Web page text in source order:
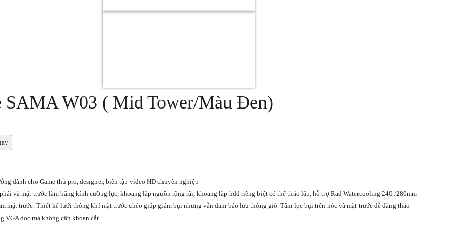
SAMA W03 ( Mid Tower/Màu Đen)
dành cho Game thủ pro, designer, biên tập video HD chuyên nghiệp
và mặt trước làm bằng kính cường lực, khoang lắp nguồn rộng rãi, khoang lắp hdd riêng biệt có thể tháo lắp, hỗ trợ Rad Watercooling 240 /280mm
mặt trước. Thiết kế lưới thông khí mặt trước chéo giúp giảm bụi nhưng vẫn đảm bảo lưu thông gió. Tấm lọc bụi trên nóc và mặt trước dễ dàng tháo
VGA dọc mà không cần khoan cắt.